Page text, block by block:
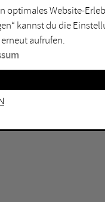
Marl
optimales Website-
kannst du die
aufrufen.